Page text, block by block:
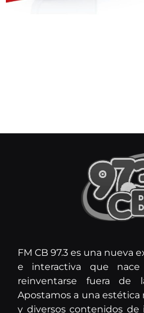
FM CB 97.3 es una nueva
e interactiva que
reinventarse fuera de
Apostamos a una estética
y diversos contenidos de